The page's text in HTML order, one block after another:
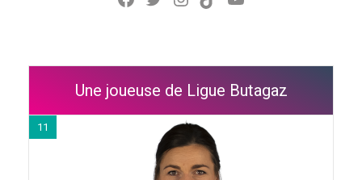
Une joueuse de Ligue Butagaz
11